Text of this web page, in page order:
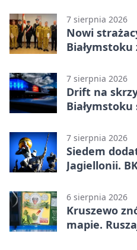
7 sierpnia 2026
Nowi
Białymstoku
7 sierpnia 2026
Drift na
7 sierpnia 2026
Siedem
Jagiellonii.
6 sierpnia 2026
Kruszewo
mapie.